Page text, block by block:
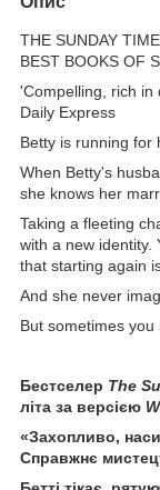
THE SUNDAY
BEST BOOKS OF
'Compelling, rich in
Daily Express
Betty is running for
When Betty's
she knows her
Taking a fleeting
with a new identity.
that starting again
And she never
But sometimes
Бестселер The
літа за версією
«Захопливо,
Справжнє